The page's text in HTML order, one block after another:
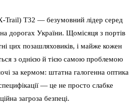
Trail) T32 — безумовний лідер серед
дорогах України. Щомісяця з портів
цих позашляховиків, і майже кожен
з однією й тією самою проблемою
за кермом: штатна галогенна оптика
— це не просто слабке
загроза безпеці.